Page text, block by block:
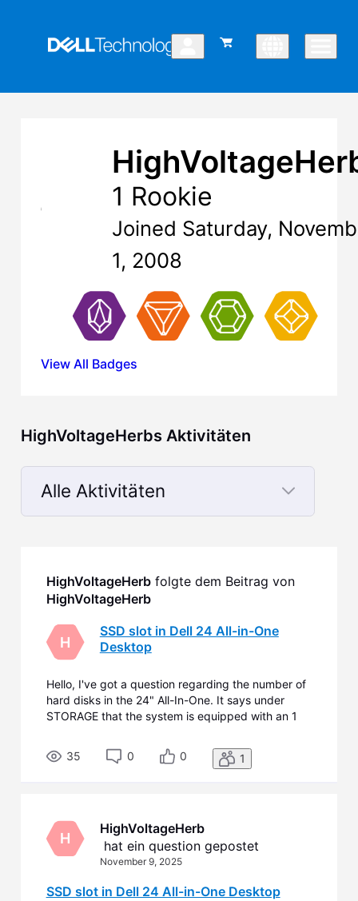
1 Rookie
Joined Saturday,
1, 2008
View All Badges
HighVoltageHerbs Aktivitäten
Alle Aktivitäten
Selected
HighVoltageHerb folgte dem Beitrag von
HighVoltageHerb
H
SSD slot in Dell 24 All-in-One
Desktop
Hello, I've got a question regarding the number of
hard disks in the 24" All-In-One. It says under
STORAGE that the system is equipped with an 1
screenshot) it says there is 1 M.2 2230/2280 for
PCIe SSD. Am I right that this is an ADDITIONAL
35 0 0 1
H
HighVoltageHerb
hat ein question gepostet
November 9, 2025
SSD slot in Dell 24 All-in-One Desktop